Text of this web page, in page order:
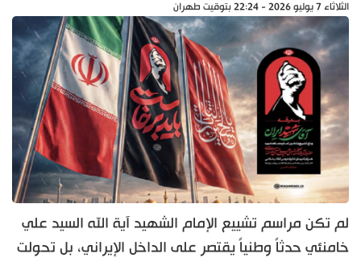
الثلاثاء 7 يوليو 2026 - 22:24 بتوقيت طهران
لم تكن مراسم تشييع الإمام الشهيد آية الله السيد علي
خامنئي حدثاً وطنياً يقتصر على الداخل الإيراني، بل تحولت